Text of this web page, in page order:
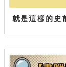
就是這樣的史